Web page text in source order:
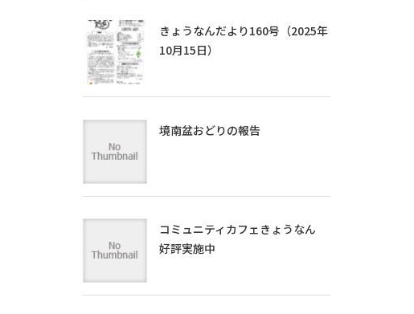
きょうなんだより160号（2025年
10月15日）
境南盆おどりの報告
コミュニティカフェきょうなん
好評実施中